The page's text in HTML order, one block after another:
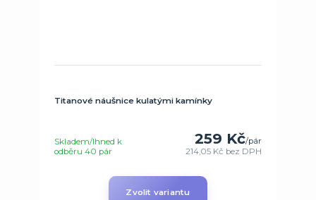
Titanové náušnice kulatými kamínky
259 Kč/pár
214,05 Kč bez DPH
Skladem/Ihned k
odběru 40 pár
Zvolit variantu